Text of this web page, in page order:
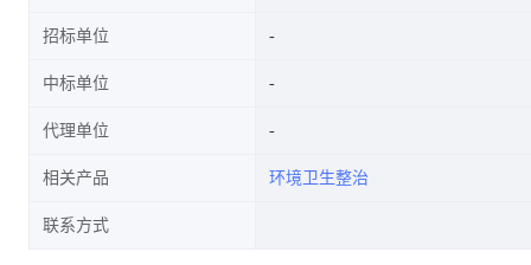
招标单位
中标单位
代理单位
相关产品 环境卫生整治
联系方式